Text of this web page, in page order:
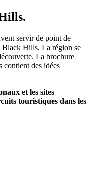
servir de point de
Black Hills. La région se
La brochure
des idées
et les sites
touristiques dans les